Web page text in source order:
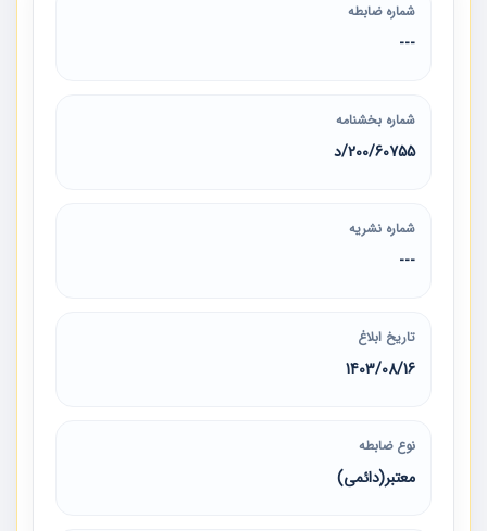
شماره ضابطه
---
شماره بخشنامه
200/60755/د
شماره نشریه
---
تاریخ ابلاغ
1403/08/16
نوع ضابطه
معتبر(دائمی)